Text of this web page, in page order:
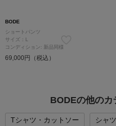
BODE
ショートパンツ
サイズ：L
コンディション: 新品同様
69,000円（税込）
BODEの他の
Tシャツ・カットソー シャツ